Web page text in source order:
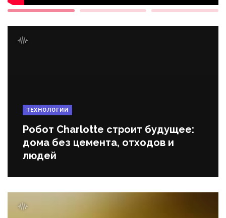
ТЕХНОЛОГИИ
Робот Charlotte строит будущее:
дома без цемента, отходов и
людей